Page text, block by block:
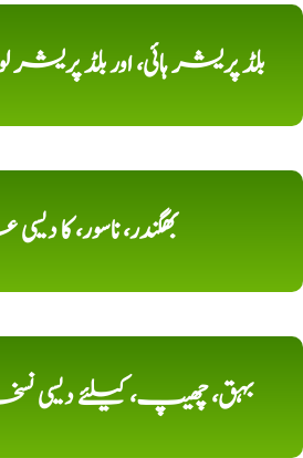
بلڈ پریشر ہائی، اور بلڈ پریشر
بھگندر، ناسور، کا
بہق، چھیپ، کیلئے